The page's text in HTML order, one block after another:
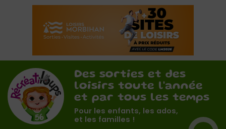
Des sorties et des
loisirs toute l'année
et par tous les temps
Pour les enfants, les ados,
et les familles !